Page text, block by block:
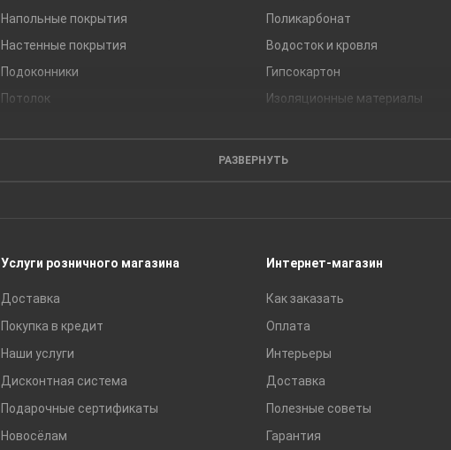
Напольные покрытия
Настенные покрытия
Подоконники
Потолок
Поликарбонат
Водосток и кровля
Гипсокартон
Изоляционные материалы
Сухие смеси
РАЗВЕРНУТЬ
Услуги розничного магазина
Доставка
Покупка в кредит
Наши услуги
Дисконтная система
Подарочные сертификаты
Новосёлам
Интернет-магазин
Как заказать
Оплата
Интерьеры
Доставка
Полезные советы
Гарантия